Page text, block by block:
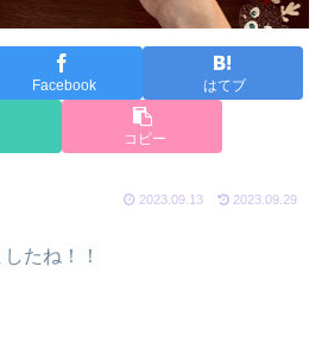
Facebook はてブ
コピー
2023.09.13 2023.09.29
たね！！